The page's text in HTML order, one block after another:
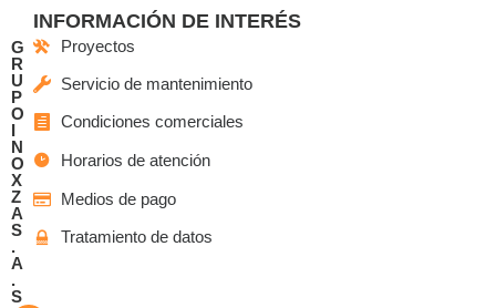
G
R
U
P
O
I
N
O
X
Z
A
S
.
A
.
S
INFORMACIÓN DE INTERÉS
Proyectos
Servicio de mantenimiento
Condiciones comerciales
Horarios de atención
Medios de pago
Tratamiento de datos